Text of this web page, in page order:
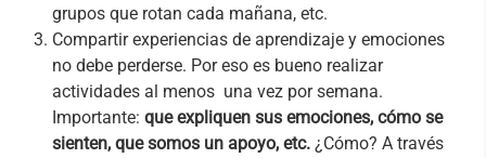
grupos que rotan cada mañana, etc.
Compartir experiencias de aprendizaje y emociones
no debe perderse. Por eso es bueno realizar
actividades al menos una vez por semana.
Importante: que expliquen sus emociones, cómo se
sienten, que somos un apoyo, etc. ¿Cómo? A través